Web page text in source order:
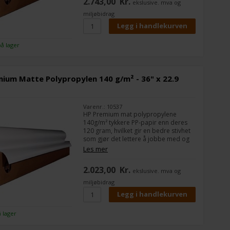
lager
baksiden. Og utskriftene er brannsikre
med NFPA701 og B1-godkjente
brannsertifiseringer.
ekslusive. mva og
miljøbidrag
Matte Polypropylen 140 g/m² - 36" x 22.9
lager
Varenr.: 10537
HP Premium mat polypropylene
140g/m² tykkere PP-papir enn deres
120 gram, hvilket gir en bedre stivhet
som gjør det lettere å jobbe med og
mer holdbart i f.eks. A-skilter og
utendørs snaprammer.
Det brukes ofte til skilting som skal
være utendørs i korte perioder, da
det ikke tar imot fukt.
Bredde:36"
Les mer
2.023,00 Kr. ekslusive. mva og
miljøbidrag